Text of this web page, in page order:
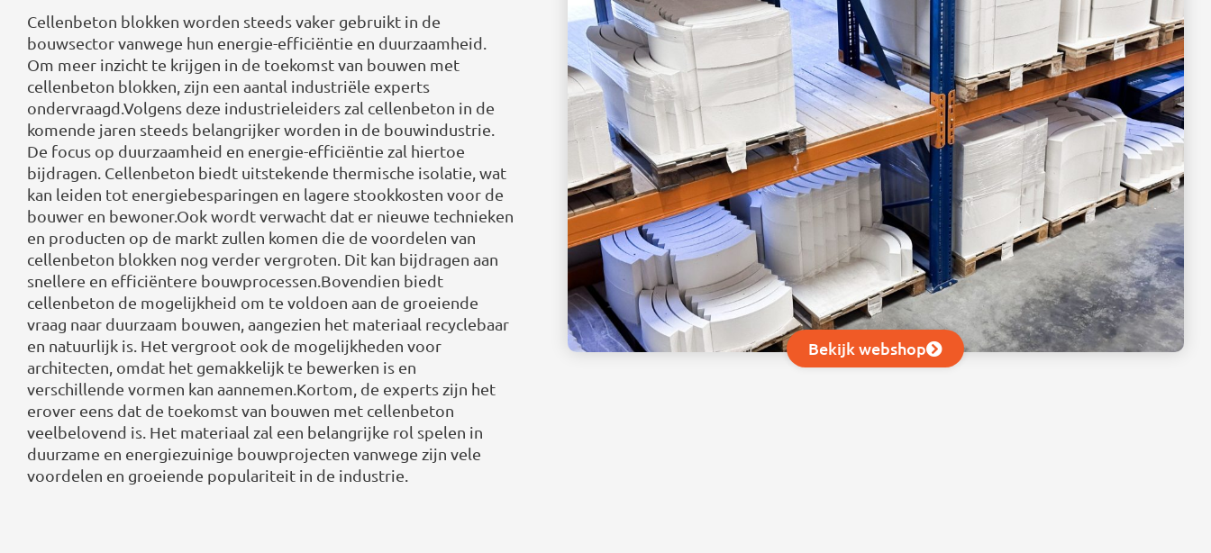
Cellenbeton blokken worden steeds vaker gebruikt in de
bouwsector vanwege hun energie-efficiëntie en duurzaamheid.
Om meer inzicht te krijgen in de toekomst van bouwen met
cellenbeton blokken, zijn een aantal industriële experts
ondervraagd.Volgens deze industrieleiders zal cellenbeton in de
komende jaren steeds belangrijker worden in de bouwindustrie.
De focus op duurzaamheid en energie-efficiëntie zal hiertoe
bijdragen. Cellenbeton biedt uitstekende thermische isolatie, wat
kan leiden tot energiebesparingen en lagere stookkosten voor de
bouwer en bewoner.Ook wordt verwacht dat er nieuwe technieken
en producten op de markt zullen komen die de voordelen van
cellenbeton blokken nog verder vergroten. Dit kan bijdragen aan
snellere en efficiëntere bouwprocessen.Bovendien biedt
cellenbeton de mogelijkheid om te voldoen aan de groeiende
vraag naar duurzaam bouwen, aangezien het materiaal recyclebaar
en natuurlijk is. Het vergroot ook de mogelijkheden voor
architecten, omdat het gemakkelijk te bewerken is en
verschillende vormen kan aannemen.Kortom, de experts zijn het
erover eens dat de toekomst van bouwen met cellenbeton
veelbelovend is. Het materiaal zal een belangrijke rol spelen in
duurzame en energiezuinige bouwprojecten vanwege zijn vele
voordelen en groeiende populariteit in de industrie.
Bekijk webshop